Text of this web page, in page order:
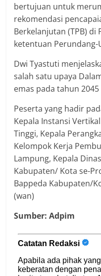
bertujuan untuk
rekomendasi
Berkelanjutan (TPB) di
ketentuan
Dwi Tyastuti
salah satu upaya
emas pada tahun
Peserta yang hadir
Kepala Instansi
Tinggi, Kepala
Kelompok Kerja
Lampung, Kepala
Kabupaten/ Kota se-
Bappeda Kabupaten/
(wan)
Sumber: Adpim